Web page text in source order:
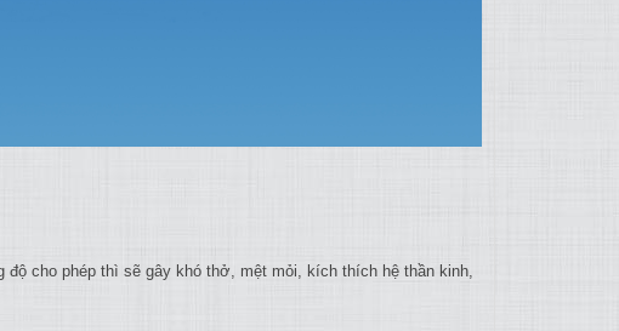
cho phép thì sẽ gây khó thở, mệt mỏi, kích thích hệ thần kinh,